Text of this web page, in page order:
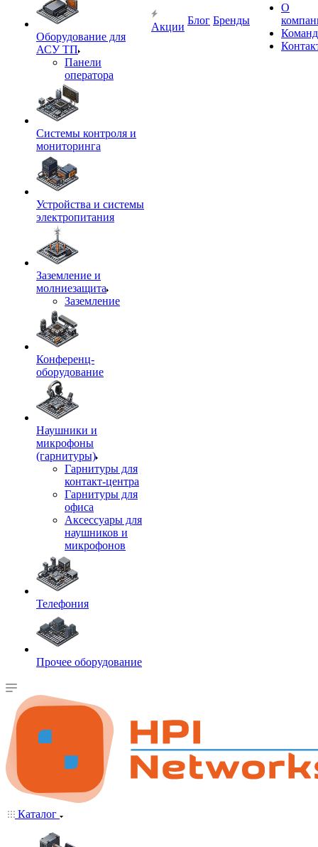
Оборудование для
АСУ ТП
Панели
оператора
Системы контроля и
мониторинга
Устройства и системы
электропитания
Заземление и
молниезащита
Заземление
Конференц-
оборудование
Наушники и
микрофоны
(гарнитуры)
Гарнитуры для
контакт-центра
Гарнитуры для
офиса
Аксессуары для
наушников и
микрофонов
Телефония
Прочее оборудование
Акции
Блог Бренды
О
Каталог